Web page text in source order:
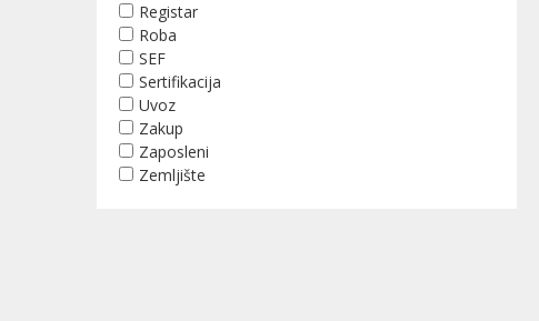
Registar
Roba
SEF
Sertifikacija
Uvoz
Zakup
Zaposleni
Zemljište